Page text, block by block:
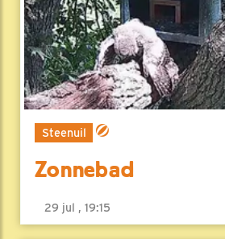
Steenuil
Zonnebad
29 jul , 19:15